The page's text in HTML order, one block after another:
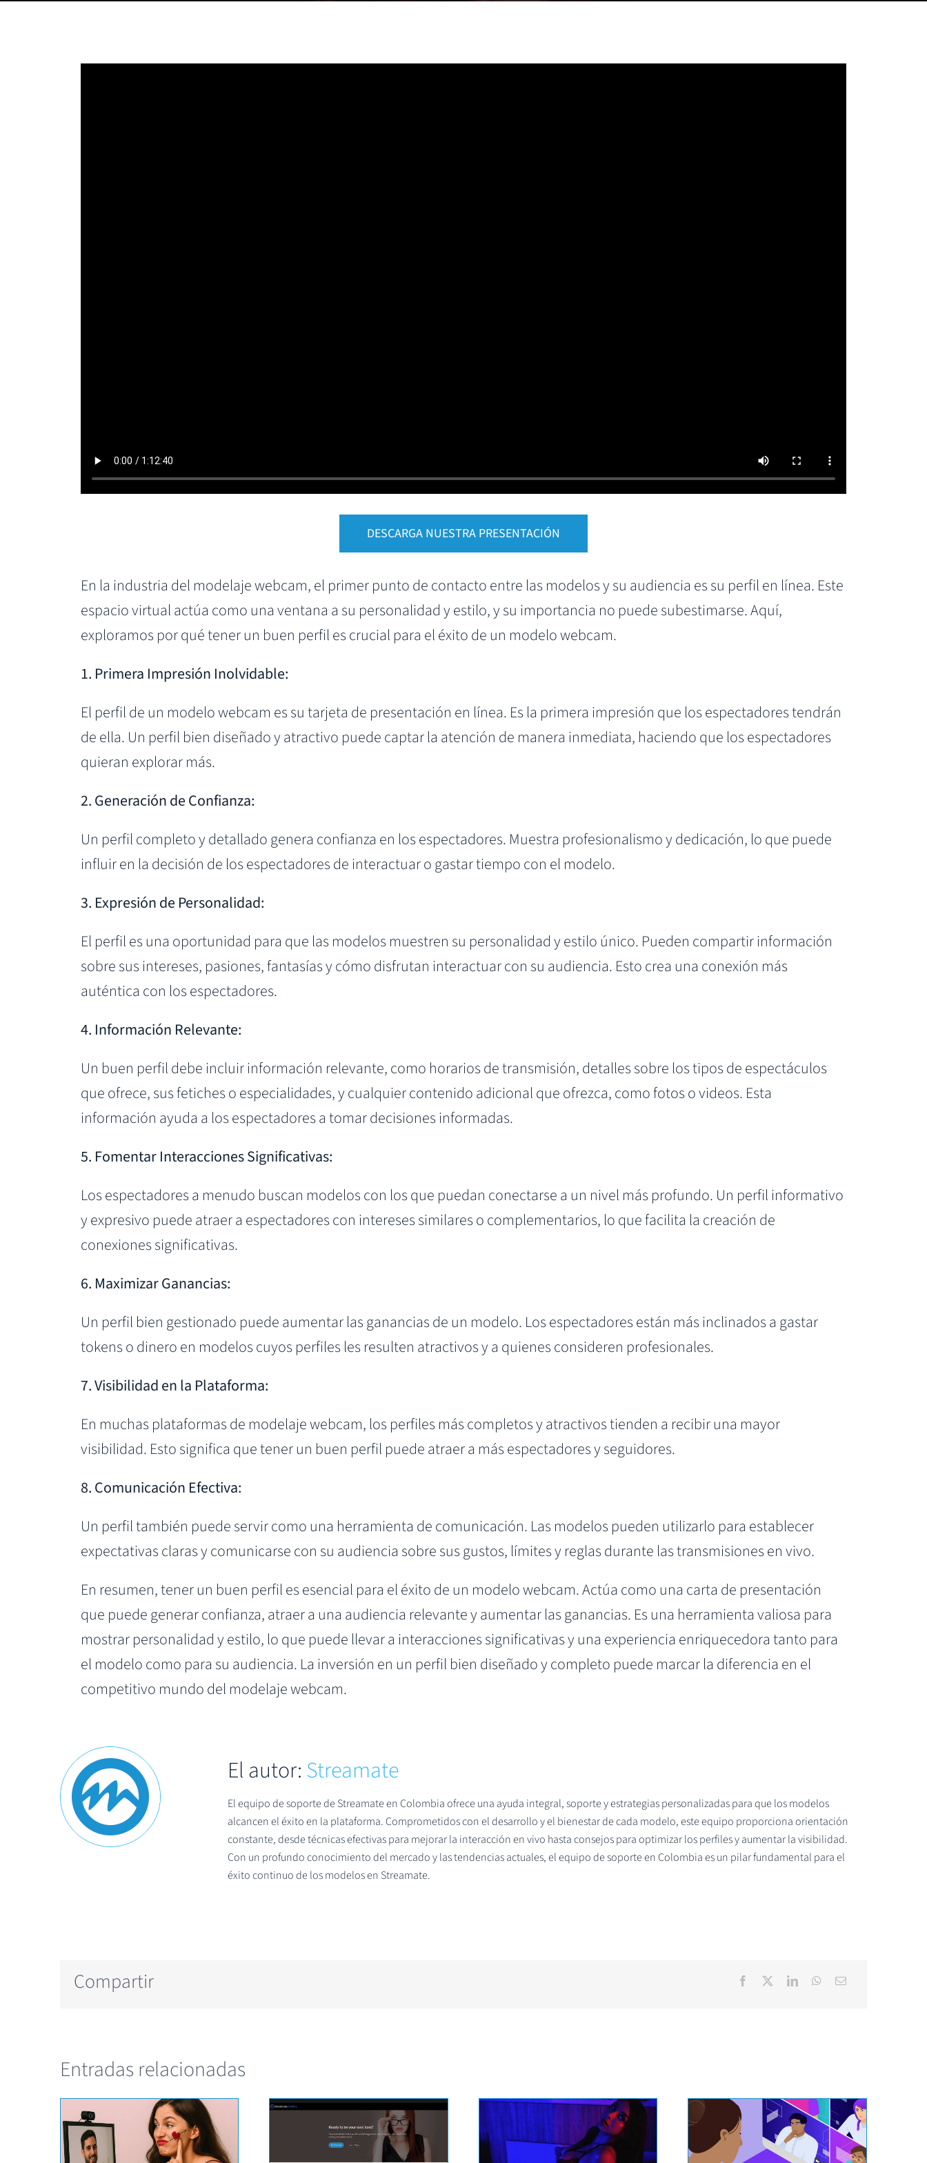
DESCARGA NUESTRA PRESENTACIÓN
En la industria del modelaje webcam, el primer punto de contacto entre las modelos y su audiencia es su perfil en línea. Este
espacio virtual actúa como una ventana a su personalidad y estilo, y su importancia no puede subestimarse. Aquí,
exploramos por qué tener un buen perfil es crucial para el éxito de un modelo webcam.
1. Primera Impresión Inolvidable:
El perfil de un modelo webcam es su tarjeta de presentación en línea. Es la primera impresión que los espectadores tendrán
de ella. Un perfil bien diseñado y atractivo puede captar la atención de manera inmediata, haciendo que los espectadores
quieran explorar más.
2. Generación de Confianza:
Un perfil completo y detallado genera confianza en los espectadores. Muestra profesionalismo y dedicación, lo que puede
influir en la decisión de los espectadores de interactuar o gastar tiempo con el modelo.
3. Expresión de Personalidad:
El perfil es una oportunidad para que las modelos muestren su personalidad y estilo único. Pueden compartir información
sobre sus intereses, pasiones, fantasías y cómo disfrutan interactuar con su audiencia. Esto crea una conexión más
auténtica con los espectadores.
4. Información Relevante:
Un buen perfil debe incluir información relevante, como horarios de transmisión, detalles sobre los tipos de espectáculos
que ofrece, sus fetiches o especialidades, y cualquier contenido adicional que ofrezca, como fotos o videos. Esta
información ayuda a los espectadores a tomar decisiones informadas.
5. Fomentar Interacciones Significativas:
Los espectadores a menudo buscan modelos con los que puedan conectarse a un nivel más profundo. Un perfil informativo
y expresivo puede atraer a espectadores con intereses similares o complementarios, lo que facilita la creación de
conexiones significativas.
6. Maximizar Ganancias:
Un perfil bien gestionado puede aumentar las ganancias de un modelo. Los espectadores están más inclinados a gastar
tokens o dinero en modelos cuyos perfiles les resulten atractivos y a quienes consideren profesionales.
7. Visibilidad en la Plataforma:
En muchas plataformas de modelaje webcam, los perfiles más completos y atractivos tienden a recibir una mayor
visibilidad. Esto significa que tener un buen perfil puede atraer a más espectadores y seguidores.
8. Comunicación Efectiva:
Un perfil también puede servir como una herramienta de comunicación. Las modelos pueden utilizarlo para establecer
expectativas claras y comunicarse con su audiencia sobre sus gustos, límites y reglas durante las transmisiones en vivo.
En resumen, tener un buen perfil es esencial para el éxito de un modelo webcam. Actúa como una carta de presentación
que puede generar confianza, atraer a una audiencia relevante y aumentar las ganancias. Es una herramienta valiosa para
mostrar personalidad y estilo, lo que puede llevar a interacciones significativas y una experiencia enriquecedora tanto para
el modelo como para su audiencia. La inversión en un perfil bien diseñado y completo puede marcar la diferencia en el
competitivo mundo del modelaje webcam.
El autor:Streamate
El equipo de soporte de Streamate en Colombia ofrece una ayuda integral, soporte y estrategias personalizadas para que los modelos
alcancen el éxito en la plataforma. Comprometidos con el desarrollo y el bienestar de cada modelo, este equipo proporciona orientación
constante, desde técnicas efectivas para mejorar la interacción en vivo hasta consejos para optimizar los perfiles y aumentar la visibilidad.
Con un profundo conocimiento del mercado y las tendencias actuales, el equipo de soporte en Colombia es un pilar fundamental para el
éxito continuo de los modelos en Streamate.
Compartir
Entradas relacionadas